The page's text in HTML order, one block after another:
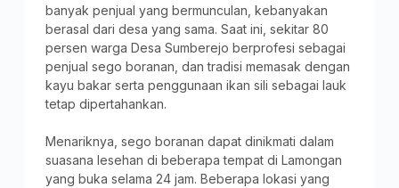
banyak penjual yang bermunculan, kebanyakan
berasal dari desa yang sama. Saat ini, sekitar 80
persen warga Desa Sumberejo berprofesi sebagai
penjual sego boranan, dan tradisi memasak dengan
kayu bakar serta penggunaan ikan sili sebagai lauk
tetap dipertahankan.
Menariknya, sego boranan dapat dinikmati dalam
suasana lesehan di beberapa tempat di Lamongan
yang buka selama 24 jam. Beberapa lokasi yang